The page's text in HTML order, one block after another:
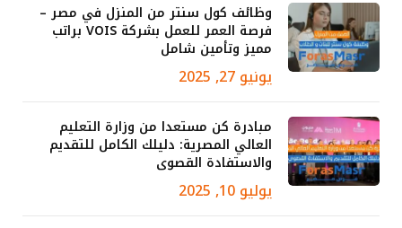
وظائف كول سنتر من المنزل في مصر –
فرصة العمر للعمل بشركة VOIS براتب
مميز وتأمين شامل
يونيو 27, 2025
مبادرة كن مستعدا من وزارة التعليم
العالي المصرية: دليلك الكامل للتقديم
والاستفادة القصوى
يوليو 10, 2025